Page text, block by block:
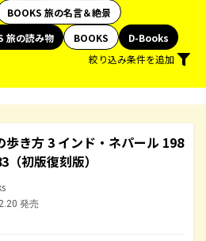
BOOKS 旅の名言＆絶景
旅の読み物 BOOKS
D-Books
絞り込み条件を追加
歩き方 3 インド・ネパール 198
（初版復刻版）
発売